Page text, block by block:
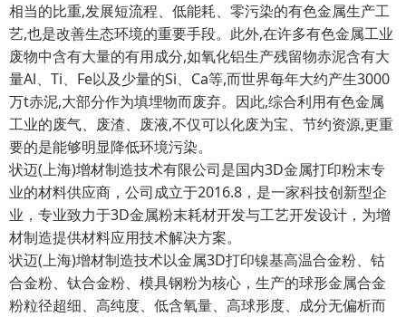
相当的比重,发展短流程、低能耗、零污染的有色金属生产工
艺,也是改善生态环境的重要手段。此外,在许多有色金属工业
废物中含有大量的有用成分,如氧化铝生产残留物赤泥含有大
量Al、Ti、Fe以及少量的Si、Ca等,而世界每年大约产生3000
万t赤泥,大部分作为填埋物而废弃。因此,综合利用有色金属
工业的废气、废渣、废液,不仅可以化废为宝、节约资源,更重
要的是能够明显降低环境污染。
状迈(上海)增材制造技术有限公司是国内3D金属打印粉末专
业的材料供应商，公司成立于2016.8，是一家科技创新型企
业，专业致力于3D金属粉末耗材开发与工艺开发设计，为增
材制造提供材料应用技术解决方案。
状迈(上海)增材制造技术以金属3D打印镍基高温合金粉、钴
合金粉、钛合金粉、模具钢粉为核心，生产的球形金属合金
粉粒径超细、高纯度、低含氧量、高球形度、成分无偏析而